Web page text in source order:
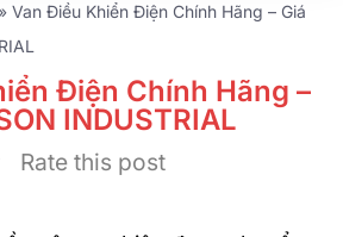
» Van Điều Khiển Điện Chính Hãng – Giá
Điện Chính Hãng –
INDUSTRIAL
Rate this post